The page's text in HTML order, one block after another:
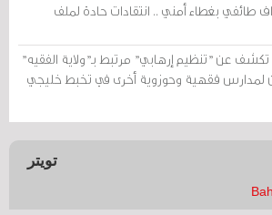
طائفي بغطاء أمني .. انتقادات حادة لملف
تكشف عن "تنظيم إرهابي" مرتبط بـ"ولاية الفقيه"
لمدارس فقهية وحوزوية أخرى في تخبط خليجي
تويتر